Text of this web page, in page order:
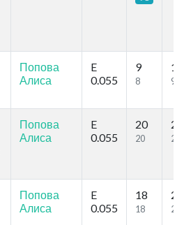
Попова
Алиса
E
0.055
9
8
10
9
Попова
Алиса
E
0.055
20
20
22
22
Попова
Алиса
E
0.055
18
18
21
21